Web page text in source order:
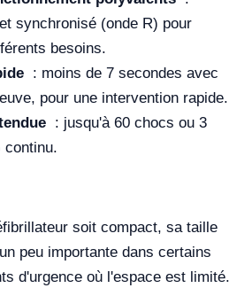
synchronisé (onde R) pour
besoins.
: moins de 7 secondes avec
pour une intervention rapide.
: jusqu'à 60 chocs ou 3
continu.
soit compact, sa taille
peu importante dans certains
d'urgence où l'espace est limité.